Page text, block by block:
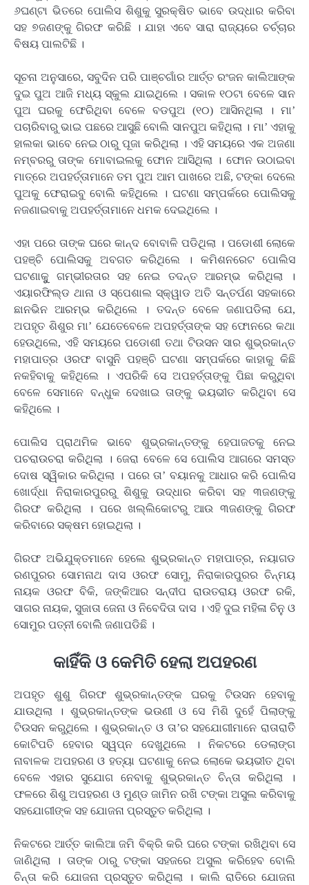
୬ଘଣ୍ଟା ଭିତରେ ପୋଲିସ ଶିଶୁକୁ ସୁରକ୍ଷିତ ଭାବେ ଉଦ୍ଧାର କରିବା
ସହ ୭ଜଣଙ୍କୁ ଗିରଫ କରିଛି । ଯାହା ଏବେ ସାରା ରାଜ୍ୟରେ ଚର୍ଚ୍ଚାର
ବିଷୟ ପାଲଟିଛି ।
ସୂଚନା ଅନୁସାରେ, ସବୁଦିନ ପରି ପାଞ୍ଚଗାଁର ଆର୍ତ୍ତ ରଂଜନ କାଲିଆଙ୍କ
ଦୁଇ ପୁଅ ଆଜି ମଧ୍ୟ ସ୍କୁଲ ଯାଇଥିଲେ । ସକାଳ ୧୦ଟା ବେଳେ ସାନ
ପୁଅ ଘରକୁ ଫେରିଥିବା ବେଳେ ବଡପୁଅ (୧୦) ଆସିନଥିଲା । ମା’
ପଚାରିବାରୁ ଭାଇ ପଛରେ ଆସୁଛି ବୋଲି ସାନପୁଅ କହିଥିଲା । ମା’ ଏହାକୁ
ହାଲକା ଭାବେ ନେଇ ଠାରୁ ପୂଜା କରିଥିଲା । ଏହି ସମୟରେ ଏକ ଅଜଣା
ନମ୍ବରରୁ ତାଙ୍କ ମୋବାଇଲକୁ ଫୋନ ଆସିଥିଲା । ଫୋନ ଉଠାଇବା
ମାତ୍ରେ ଅପହର୍ତ୍ତାମାନେ ତମ ପୁଅ ଆମ ପାଖରେ ଅଛି, ଟଙ୍କା ଦେଲେ
ପୁଅକୁ ଫେରାଇବୁ ବୋଲି କହିଥିଲେ । ଘଟଣା ସମ୍ପର୍କରେ ପୋଲିସକୁ
ନଜଣାଇବାକୁ ଅପହର୍ତ୍ତାମାନେ ଧମକ ଦେଇଥିଲେ ।
ଏହା ପରେ ତାଙ୍କ ଘରେ କାନ୍ଦ ବୋବାଳି ପଡିଥିଲା । ପଡୋଶୀ ଲୋକେ
ପହଞ୍ଚି ପୋଲିସକୁ ଅବଗତ କରିଥିଲେ । କମିଶନରେଟ ପୋଲିସ
ଘଟଣାକୁୁ ଗମ୍ଭୀରତାର ସହ ନେଇ ତଦନ୍ତ ଆରମ୍ଭ କରିଥିଲା ।
ଏୟାରଫିଲ୍ଡ ଥାନା ଓ ସ୍ପେଶାଲ ସ୍କ୍ୱାଡ ଅତି ସନ୍ତର୍ପଣ ସହକାରେ
ଛାନଭିନ ଆରମ୍ଭ କରିଥିଲେ । ତଦନ୍ତ ବେଳେ ଜଣାପଡିଲା ଯେ,
ଅପହୃତ ଶିଶୁର ମା’ ଯେତେବେଳେ ଅପହର୍ତ୍ତାଙ୍କ ସହ ଫୋନରେ କଥା
ହେଉଥିଲେ, ଏହି ସମୟରେ ପଡୋଶୀ ତଥା ଟିଉସନ ସାର ଶୁଭ୍ରକାନ୍ତ
ମହାପାତ୍ର ଓରଫ ବାସୁନି ପହଞ୍ଚି ଘଟଣା ସମ୍ପର୍କରେ କାହାକୁ କିଛି
ନକହିବାକୁ କହିଥିଲେ । ଏପରିକି ସେ ଅପହର୍ତ୍ତାଙ୍କୁ ପିଛା କରୁଥିବା
ବେଳେ ସେମାନେ ବନ୍ଧୁକ ଦେଖାଇ ତାଙ୍କୁ ଭୟଭୀତ କରିଥିବା ସେ
କହିଥିଲେ ।
ପୋଲିସ ପ୍ରାଥମିକ ଭାବେ ଶୁଭ୍ରକାନ୍ତଙ୍କୁ ହେପାଜତକୁ ନେଇ
ପଚରାଉଚରା କରିଥିଲା । ଜେରା ବେଳେ ସେ ପୋଲିସ ଆଗରେ ସମସ୍ତ
ଦୋଷ ସ୍ୱିକାର କରିଥିଲା । ପରେ ତା’ ବୟାନକୁ ଆଧାର କରି ପୋଲିସ
ଖୋର୍ଦ୍ଧା ନିରାକାରପୁରରୁ ଶିଶୁକୁ ଉଦ୍ଧାର କରିବା ସହ ୩ଜଣଙ୍କୁ
ଗିରଫ କରିଥିଲା । ପରେ ଖଲ୍ଲିକୋଟରୁ ଆଉ ୩ଜଣଙ୍କୁ ଗିରଫ
କରିବାରେ ସକ୍ଷମ ହୋଇଥିଲା ।
ଗିରଫ ଅଭିଯୁକ୍ତମାନେ ହେଲେ ଶୁଭ୍ରକାନ୍ତ ମହାପାତ୍ର, ନୟାଗଡ
ରଣପୁରର ସୋମନାଥ ଦାସ ଓରଫ ସୋମୁ, ନିରାକାରପୁରର ଚିନ୍ମୟ
ନାୟକ ଓରଫ ବିକି, ଜଙ୍କିଆର ସନ୍ଦୀପ ରାଉତରାୟ ଓରଫ ରକି,
ସାଗର ନାୟକ, ସୁଜାତା ଜେନା ଓ ନିବେଦିତା ଦାସ । ଏହି ଦୁଇ ମହିଳା ଚିନୁ ଓ
ସୋମୁର ପତ୍ନୀ ବୋଲିି ଜଣାପଡିଛି ।
କାହିିଁକି ଓ କେମିତି ହେଲା ଅପହରଣ
ଅପହୃତ ଶୁଶୁ ଗିରଫ ଶୁଭ୍ରକାନ୍ତଙ୍କ ଘରକୁ ଟିଉସନ ହେବାକୁ
ଯାଉଥିଲା । ଶୁଭ୍ରକାନ୍ତଙ୍କ ଭଉଣୀ ଓ ସେ ମିଶି ଦୁହେଁ ପିଲାଙ୍କୁ
ଟିଉସନ କରୁଥିଲେ । ଶୁଭ୍ରକାନ୍ତ ଓ ତା’ର ସହଯୋଗୀମାନେ ରାତାରାତିି
କୋଟିପତି ହେବାର ସ୍ୱପ୍ନ ଦେଖୁଥିଲେ । ନିକଟରେ ଡେଲାଙ୍ଗ
ନାବାଳକ ଅପହରଣ ଓ ହତ୍ୟା ଘଟଣାକୁ ନେଇ ଲୋକେ ଭୟଭୀତ ଥିବା
ବେଳେ ଏହାର ସୁଯୋଗ ନେବାକୁ ଶୁଭ୍ରକାନ୍ତ ଚିନ୍ତା କରିଥିଲା ।
ଫଳରେ ଶିଶୁ ଅପହରଣ ଓ ମୁଣ୍ଡ ଜାମିନ ରଖି ଟଙ୍କା ଅସୁଲ କରିବାକୁ
ସହଯୋଗୀଙ୍କ ସହ ଯୋଜନା ପ୍ରସ୍ତୁତ କରିଥିଲା ।
ନିକଟରେ ଆର୍ତ୍ତ କାଲିଆ ଜମି ବିକ୍ରି କରି ଘରେ ଟଙ୍କା ରଖିଥିବା ସେ
ଜାଣିଥିଲା । ତାଙ୍କ ଠାରୁ ଟଙ୍କା ସହଜରେ ଅସୁଲ କରିହେବ ବୋଲି
ଚିନ୍ତା କରି ଯୋଜନା ପ୍ରସ୍ତୁତ କରିଥିଲା । କାଲି ରାତିରେ ଯୋଜନା